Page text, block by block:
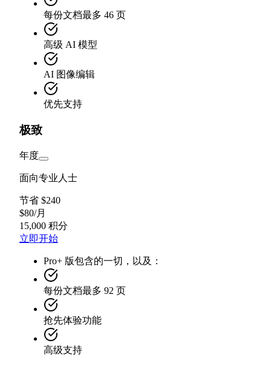
每份文档最多 46 页
高级 AI 模型
AI 图像编辑
优先支持
极致
年度
面向专业人士
节省 $240
$80/月
15,000 积分
立即开始
Pro+ 版包含的一切，以及：
每份文档最多 92 页
抢先体验功能
高级支持